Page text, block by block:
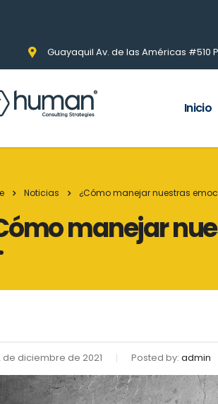
Guayaquil Av. de las Américas #510
Inicio
Noticias ¿Cómo manejar nuestras
manejar
de diciembre de 2021 Posted by: admin